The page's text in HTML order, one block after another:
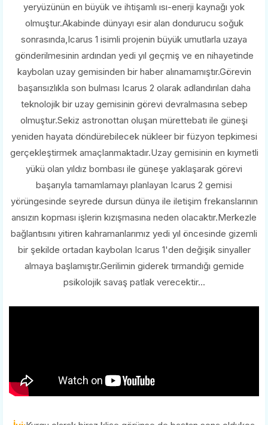
yeryüzünün en büyük ve ihtişamlı ısı-enerji kaynağı yok
olmuştur.Akabinde dünyayı esir alan dondurucu soğuk
sonrasında,Icarus 1 isimli projenin büyük umutlarla uzaya
gönderilmesinin ardından yedi yıl geçmiş ve en nihayetinde
kaybolan uzay gemisinden bir haber alınamamıştır.Görevin
başarısızlıkla son bulması Icarus 2 olarak adlandırılan daha
teknolojik bir uzay gemisinin görevi devralmasına sebep
olmuştur.Sekiz astronottan oluşan mürettebatı ile güneşi
yeniden hayata döndürebilecek nükleer bir füzyon tepkimesi
gerçekleştirmek amaçlanmaktadır.Uzay gemisinin en kıymetli
yükü olan yıldız bombası ile güneşe yaklaşarak görevi
başarıyla tamamlamayı planlayan Icarus 2 gemisi
yörüngesinde seyrede dursun dünya ile iletişim frekanslarının
ansızın kopması işlerin kızışmasına neden olacaktır.Merkezle
bağlantısını yitiren kahramanlarımız yedi yıl öncesinde gizemli
bir şekilde ortadan kaybolan Icarus 1'den değişik sinyaller
almaya başlamıştır.Gerilimin giderek tırmandığı gemide
psikolojik savaş patlak verecektir...